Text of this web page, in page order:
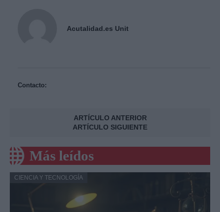
Acutalidad.es Unit
Contacto:
ARTÍCULO ANTERIOR
ARTÍCULO SIGUIENTE
Más leídos
CIENCIA Y TECNOLOGÍA